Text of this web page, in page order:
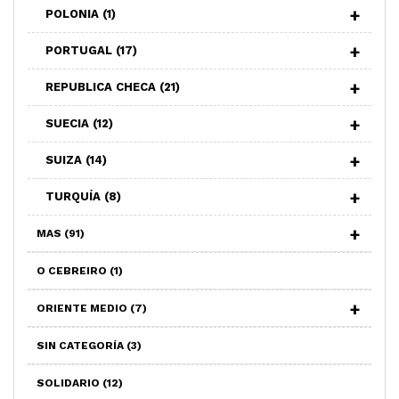
POLONIA (1)
PORTUGAL (17)
REPUBLICA CHECA (21)
SUECIA (12)
SUIZA (14)
TURQUÍA (8)
MAS (91)
O CEBREIRO (1)
ORIENTE MEDIO (7)
SIN CATEGORÍA (3)
SOLIDARIO (12)